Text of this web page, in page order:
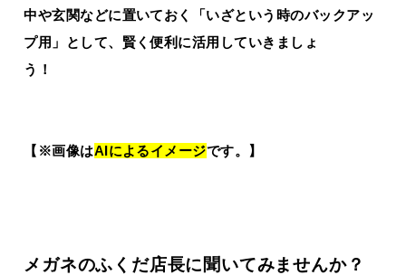
中や玄関などに置いておく「いざという時のバックアッ
プ用」として、賢く便利に活用していきましょ
う！
【※画像はAIによるイメージです。】
メガネのふくだ店長に聞いてみませんか？